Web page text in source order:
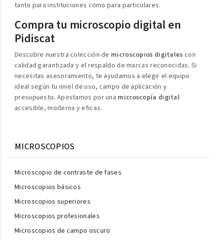
tanto para instituciones como para particulares.
Compra tu microscopio digital en
Pidiscat
Descubre nuestra colección de microscopios digitales con
calidad garantizada y el respaldo de marcas reconocidas. Si
necesitas asesoramiento, te ayudamos a elegir el equipo
ideal según tu nivel de uso, campo de aplicación y
presupuesto. Apostamos por una microscopía digital
accesible, moderna y eficaz.
MICROSCOPIOS
Microscopio de contraste de fases
Microscopios básicos
Microscopios superiores
Microscopios profesionales
Microscopios de campo oscuro